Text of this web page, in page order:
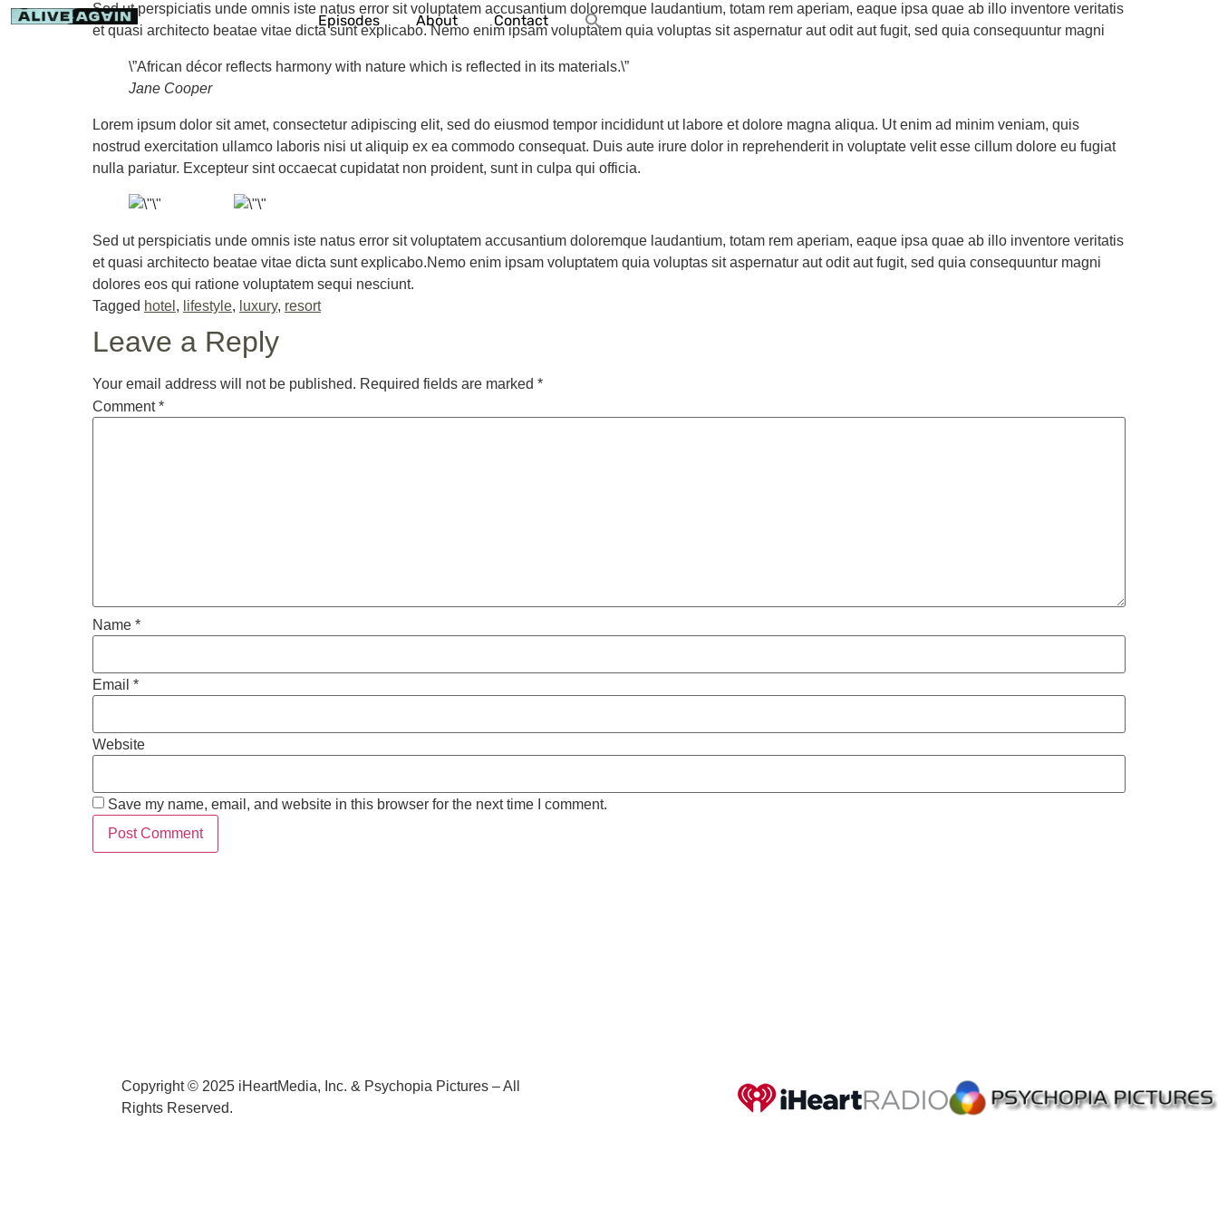
Episodes About Contact
Sed ut perspiciatis unde omnis iste natus error sit voluptatem accusantium doloremque laudantium, totam rem aperiam, eaque ipsa quae ab illo inventore veritatis
et quasi architecto beatae vitae dicta sunt explicabo. Nemo enim ipsam voluptatem quia voluptas sit aspernatur aut odit aut fugit, sed quia consequuntur magni
\”African décor reflects harmony with nature which is reflected in its materials.\”
Jane Cooper
Lorem ipsum dolor sit amet, consectetur adipiscing elit, sed do eiusmod tempor incididunt ut labore et dolore magna aliqua. Ut enim ad minim veniam, quis
nostrud exercitation ullamco laboris nisi ut aliquip ex ea commodo consequat. Duis aute irure dolor in reprehenderit in voluptate velit esse cillum dolore eu fugiat
nulla pariatur. Excepteur sint occaecat cupidatat non proident, sunt in culpa qui officia.
Sed ut perspiciatis unde omnis iste natus error sit voluptatem accusantium doloremque laudantium, totam rem aperiam, eaque ipsa quae ab illo inventore veritatis
et quasi architecto beatae vitae dicta sunt explicabo.Nemo enim ipsam voluptatem quia voluptas sit aspernatur aut odit aut fugit, sed quia consequuntur magni
dolores eos qui ratione voluptatem sequi nesciunt.
Tagged hotel , lifestyle, luxury, resort
Leave a Reply
Your email address will not be published. Required fields are marked *
Comment*
Name *
Email *
Website
Save my name, email, and website in this browser for the next time I comment.
Copyright © 2025 iHeartMedia, Inc. & Psychopia Pictures – All
Rights Reserved.